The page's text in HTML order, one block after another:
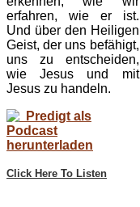
erfahren, wie er ist.
Und über den Heiligen
Geist, der uns befähigt,
uns zu entscheiden,
wie Jesus und mit
Jesus zu handeln.
Predigt als
Podcast
herunterladen
Click Here To Listen